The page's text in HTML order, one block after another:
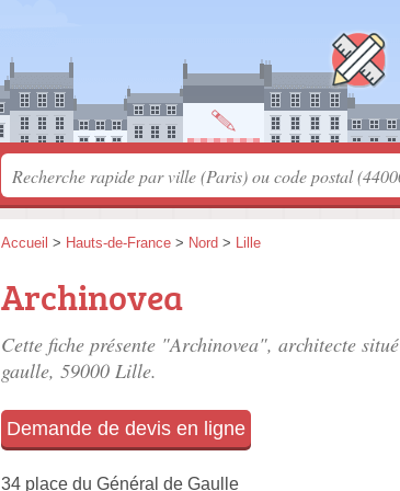
Accueil > Hauts-de-France > Nord > Lille
Archinovea
Cette fiche présente "Archinovea", architecte situé
gaulle, 59000 Lille.
Demande de devis en ligne
34 place du Général de Gaulle